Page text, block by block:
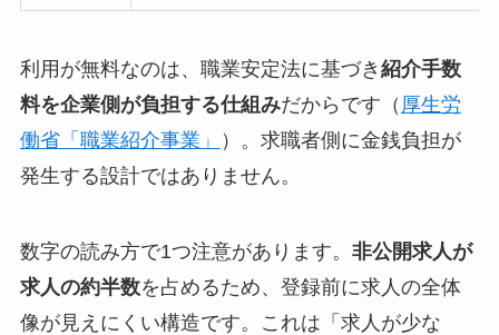
利用が無料なのは、職業安定法に基づき 紹介手数
料を企業側が負担する仕組みだからです（ 厚生労
働省「職業紹介事業」
）。求職者側に金銭負担が
発生する設計ではありません。
数字の読み方で1つ注意があります。 非公開求人が
求人の約半数を占めるため、登録前に求人の全体
像が見えにくい構造です。これは「求人が少な